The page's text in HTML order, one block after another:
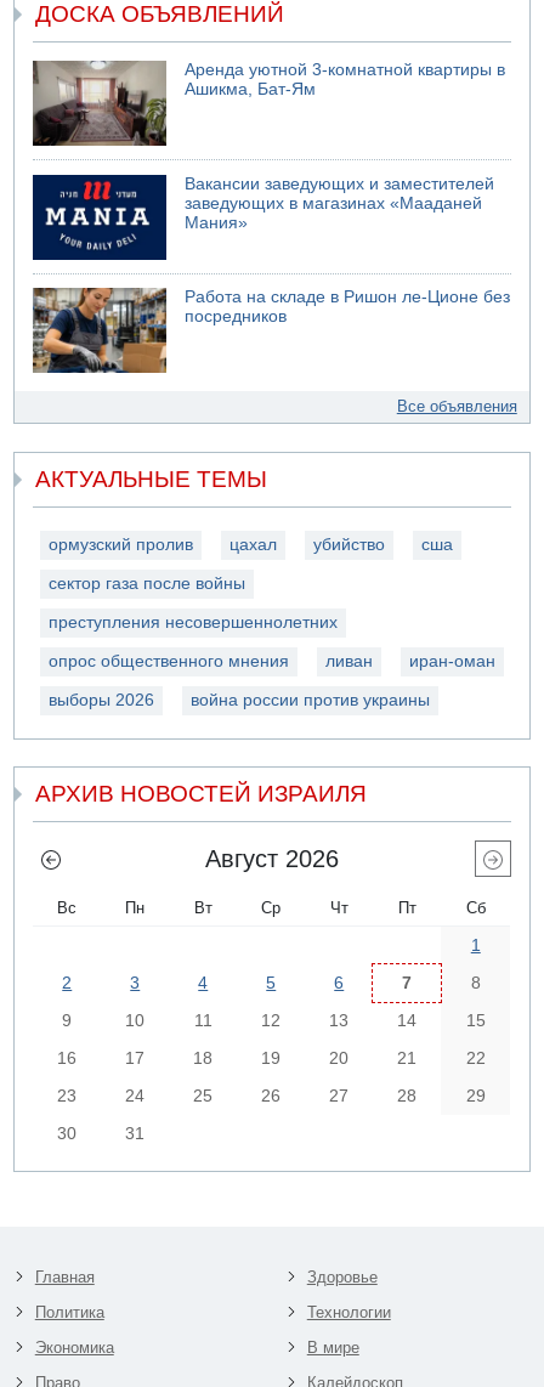
ДОСКА ОБЪЯВЛЕНИЙ
Аренда уютной 3-комнатной квартиры в
Ашикма, Бат-Ям
Вакансии заведующих и заместителей
заведующих в магазинах «Мааданей
Мания»
Работа на складе в Ришон ле-Ционе без
посредников
Все объявления
АКТУАЛЬНЫЕ ТЕМЫ
ормузский пролив цахал убийство сша
сектор газа после войны
преступления несовершеннолетних
опрос общественного мнения ливан иран-оман
выборы 2026 война россии против украины
АРХИВ НОВОСТЕЙ ИЗРАИЛЯ
Август 2026
Вс Пн Вт Ср Чт Пт Сб
1
2
3 4 5 6 7
8
9
10 11 12 13 14
15
16
17 18 19 20 21
22
23
24 25 26 27 28
29
30
31
Главная
Политика
Экономика
Право
Здоровье
Технологии
В мире
Калейдоскоп